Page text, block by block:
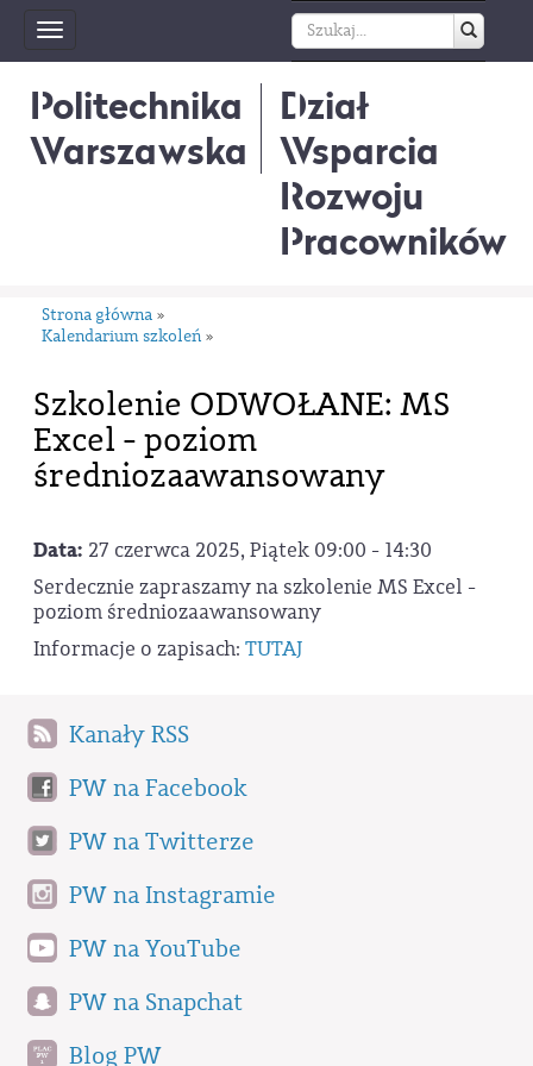
Toggle
navigation
Politechnika
Warszawska
Dział
Wsparcia
Rozwoju
Pracowników
Strona główna »
Kalendarium szkoleń »
Szkolenie ODWOŁANE: MS
Excel - poziom
średniozaawansowany
Data: 27 czerwca 2025, Piątek 09:00 - 14:30
Serdecznie zapraszamy na szkolenie MS Excel -
poziom średniozaawansowany
Informacje o zapisach: TUTAJ
Kanały RSS
PW na Facebook
PW na Twitterze
PW na Instagramie
PW na YouTube
PW na Snapchat
Blog PW